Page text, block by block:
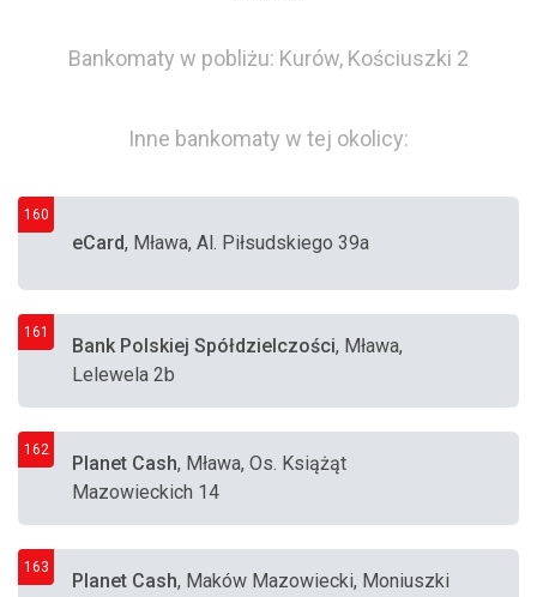
Bankomaty w pobliżu: Kurów, Kościuszki 2
Inne bankomaty w tej okolicy:
160
eCard, Mława, Al. Piłsudskiego 39a
161
Bank Polskiej Spółdzielczości, Mława,
Lelewela 2b
162
Planet Cash, Mława, Os. Książąt
Mazowieckich 14
163
Planet Cash, Maków Mazowiecki, Moniuszki